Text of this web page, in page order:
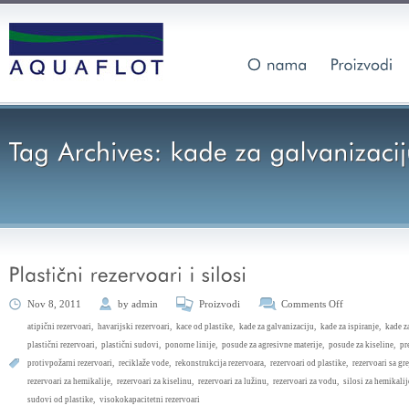
Nov 8, 2011 by admin Proizvodi Comments Off
atipični rezervoari, havarijski rezervoari, kace od plastike, kade za galvanizaciju, kade za ispiranje, kade
plastični rezervoari, plastični sudovi, ponorne linije, posude za agresivne materije, posude za kiseline,
protivpožarni rezervoari, reciklaže vode, rekonstrukcija rezervoara, rezervoari od plastike, rezervoari sa
rezervoari za hemikalije, rezervoari za kiselinu, rezervoari za lužinu, rezervoari za vodu, silosi za
sudovi od plastike, visokokapacitetni rezervoari